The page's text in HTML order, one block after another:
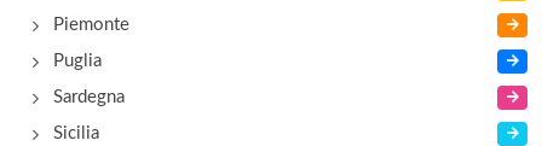
Piemonte
Puglia
Sardegna
Sicilia